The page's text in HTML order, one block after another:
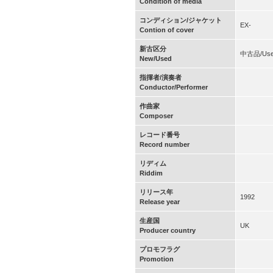
コンディション/ジャケット
Contion of cover
EX-
新古区分
New/Used
中古品/
指揮者/演奏者
Conductor/Performer
作曲家
Composer
レコード番号
Record number
リディム
Riddim
リリース年
Release year
1992
生産国
Producer country
UK
プロモフラグ
Promotion